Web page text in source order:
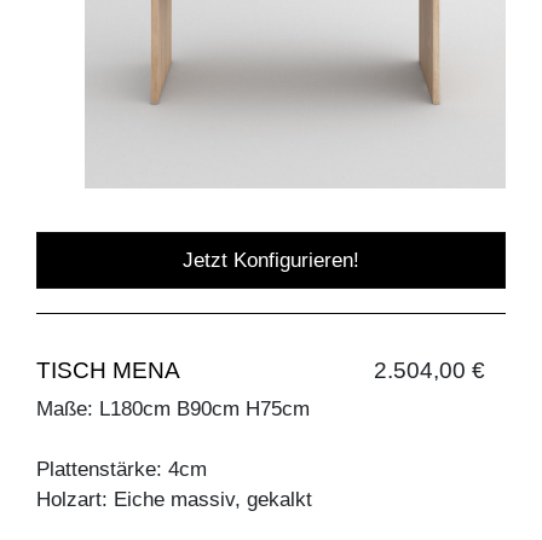
Jetzt Konfigurieren!
TISCH MENA 2.504,00 €
Maße: L180cm B90cm H75cm
Plattenstärke: 4cm
Holzart: Eiche massiv, gekalkt